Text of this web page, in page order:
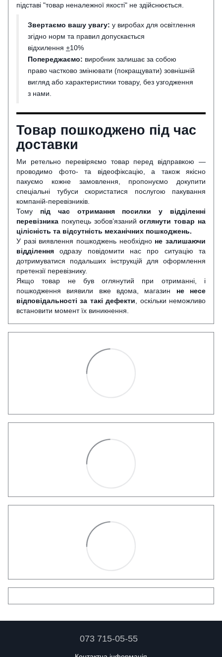
підставі "товар неналежної якості" не здійснюється.
Звертаємо вашу увагу: у виробах для освітлення
згідно норм та правил допускається
відхилення +10%
Попереджаємо: виробник залишає за собою
право частково змінювати (покращувати) зовнішній
вигляд або характеристики товару, без узгодження
з нами.
Товар пошкоджено під час
доставки
Ми ретельно перевіряємо товар перед відправкою —
проводимо фото- та відеофіксацію, а також якісно
пакуємо кожне замовлення, пропонуємо докупити
спеціальні тубуси скористатися послугою пакування
компаній-перевізників.
Тому під час отримання посилки у відділенні
перевізника покупець зобов’язанийоглянути товар на
цілісність та відсутність механічних пошкоджень.
У разі виявлення пошкоджень необхідно не залишаючи
відділення одразу повідомити нас про ситуацію та
дотримуватися подальших інструкцій для оформлення
претензії перевізнику.
Якщо товар не був оглянутий при отриманні, і
пошкодження виявили вже вдома, магазин не несе
відповідальності за такі дефекти, оскільки неможливо
встановити момент їх виникнення.
073 715-05-55